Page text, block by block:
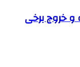
خروج برخی